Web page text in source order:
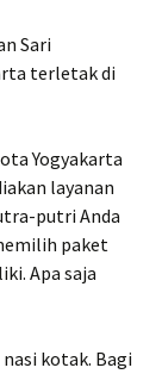
Sari
terletak di
Yogyakarta
layanan
putri Anda
paket
Apa saja
kotak. Bagi